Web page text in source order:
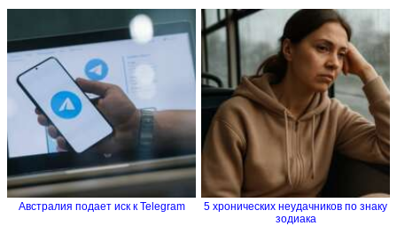
Австралия подает иск к Telegram
5 хронических неудачников по знаку
зодиака